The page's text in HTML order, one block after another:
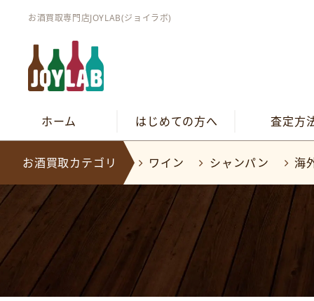
お酒買取専門店JOYLAB(ジョイラボ)
ホーム はじめての方へ 査定方
お酒買取カテゴリ ワイン シャンパン 海